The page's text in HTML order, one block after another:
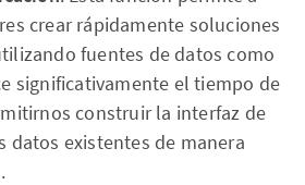
crear rápidamente soluciones
fuentes de datos como
significativamente el tiempo de
construir la interfaz de
datos existentes de manera